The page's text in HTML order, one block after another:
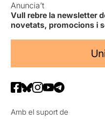
Anuncia’t
Vull rebre la newsletter
novetats, promocions i
Amb el suport de